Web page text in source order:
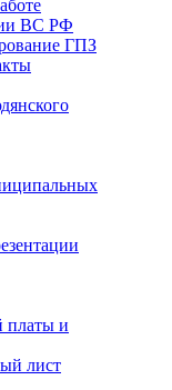
ВС РФ
ГПЗ
платы и
лист